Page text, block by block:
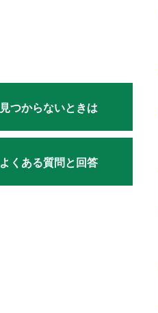
見つからないときは
よくある質問と回答